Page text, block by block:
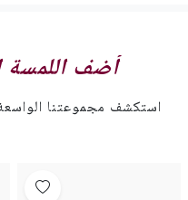
أضف اللمسة
استكشف مجموعتنا